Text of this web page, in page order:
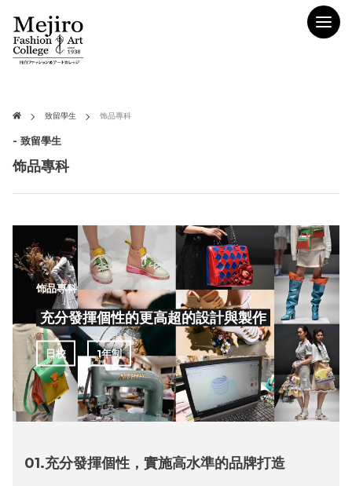
致留學生 饰品專科
- 致留學生
饰品專科
饰品專科
充分發揮個性的更高超的設計與製作
日校 1年制
01.充分發揮個性，實施高水準的品牌打造